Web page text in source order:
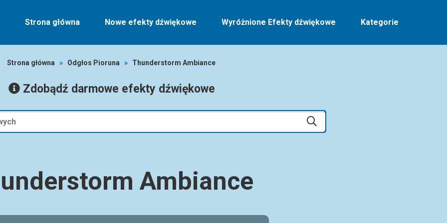
Strona główna Nowe efekty dźwiękowe Wyróżnione Efekty dźwiękowe Kategorie
Strona główna » Odgłos Pioruna » Thunderstorm Ambiance
Zdobądź darmowe efekty dźwiękowe
Ambiance